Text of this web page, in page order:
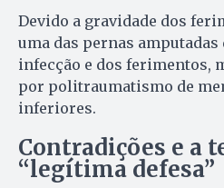
Devido a gravidade dos
uma das pernas amputadas
infecção e dos ferimentos,
por politraumatismo de
inferiores.
Contradições e a
“legítima defesa”